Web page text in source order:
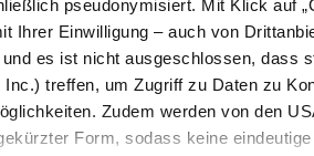
pseudonymisiert. Mit Klick auf
Ihrer Einwilligung – auch von
es ist nicht ausgeschlossen, dass
treffen, um Zugriff zu Daten zu
Zudem werden von den
Form, sodass keine